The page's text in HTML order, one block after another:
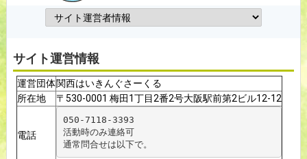
サークルについて
よくある質問
あしあと
サイト運営情報
運営団体関西はいきんぐさーくる
所在地
〒530-0001 梅田1丁目2番2号大阪駅前第2ビル12-12
電話
050-7118-3393
活動時のみ連絡可
通常問合せは以下で。